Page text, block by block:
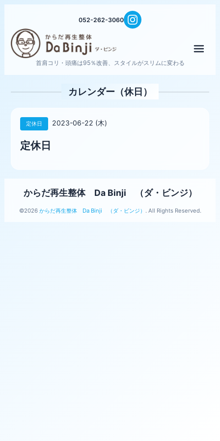
052-262-3060
首肩コリ・頭痛は95％改善、スタイルがスリムに変わる
カレンダー（休日）
定休日 2023-06-22 (木)
定休日
からだ再生整体 Da Binji （ダ・ビンジ）
©2026 からだ再生整体 Da Binji （ダ・ビンジ） . All Rights Reserved.